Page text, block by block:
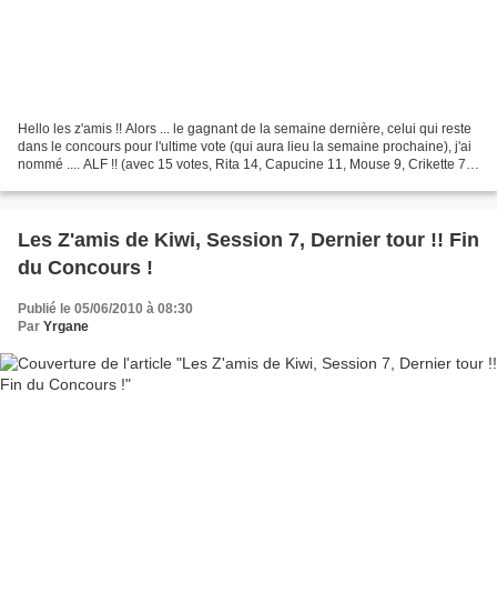
Hello les z'amis !! Alors ... le gagnant de la semaine dernière, celui qui reste
dans le concours pour l'ultime vote (qui aura lieu la semaine prochaine), j'ai
nommé .... ALF !! (avec 15 votes, Rita 14, Capucine 11, Mouse 9, Crikette 7
Les Z'amis de Kiwi, Session 7, Dernier tour !! Fin
du Concours !
Publié le 05/06/2010 à 08:30
Par Yrgane